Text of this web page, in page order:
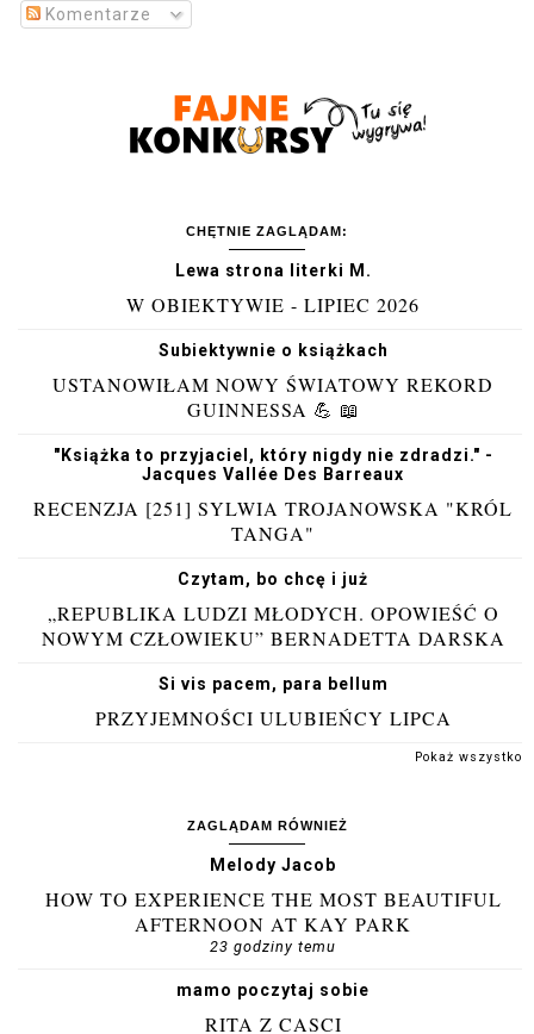
Komentarze
CHĘTNIE ZAGLĄDAM:
Lewa strona literki M.
W OBIEKTYWIE - LIPIEC 2026
Subiektywnie o książkach
USTANOWIŁAM NOWY ŚWIATOWY REKORD
GUINNESSA 💪 📖
"Książka to przyjaciel, który nigdy nie zdradzi." -
Jacques Vallée Des Barreaux
RECENZJA [251] SYLWIA TROJANOWSKA "KRÓL
TANGA"
Czytam, bo chcę i już
„REPUBLIKA LUDZI MŁODYCH. OPOWIEŚĆ O
NOWYM CZŁOWIEKU” BERNADETTA DARSKA
Si vis pacem, para bellum
PRZYJEMNOŚCI ULUBIEŃCY LIPCA
Pokaż wszystko
ZAGLĄDAM RÓWNIEŻ
Melody Jacob
HOW TO EXPERIENCE THE MOST BEAUTIFUL
AFTERNOON AT KAY PARK
23 godziny temu
mamo poczytaj sobie
RITA Z CASCI